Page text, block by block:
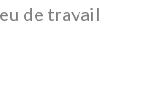
de travail